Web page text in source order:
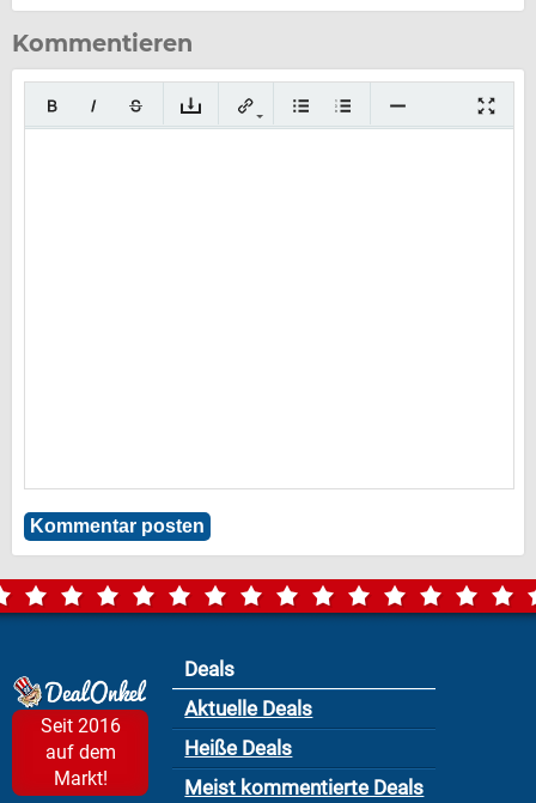
Kommentieren
Seit 2016
auf dem
Markt!
Deals
Aktuelle Deals
Heiße Deals
Meist kommentierte Deals